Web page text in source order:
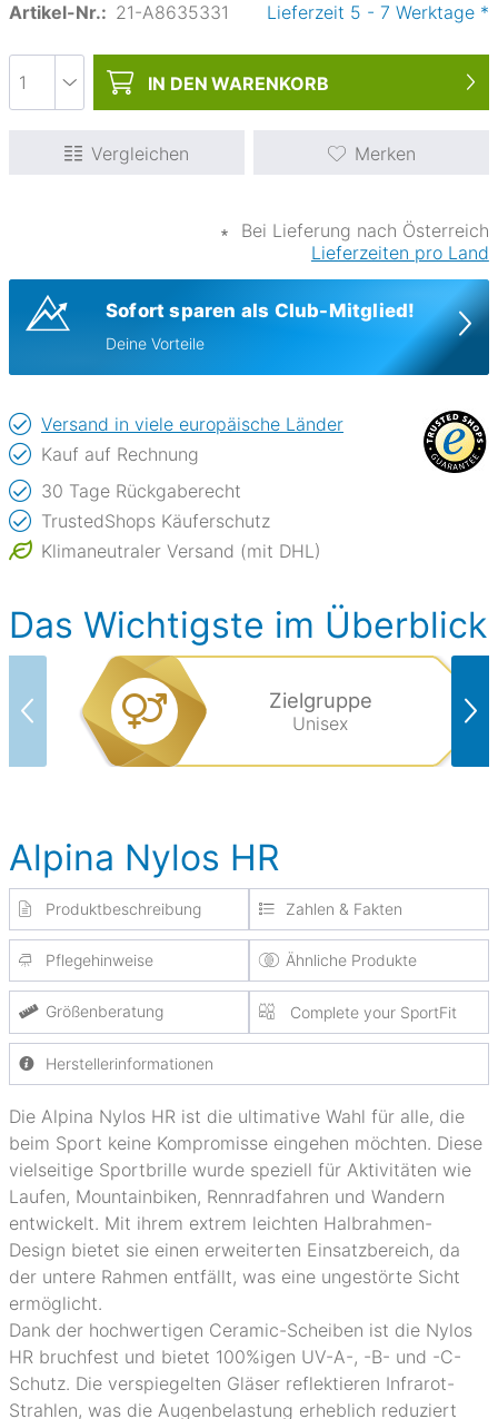
Artikel-Nr.: 21-A8635331 Lieferzeit 5 - 7 Werktage *
IN DEN WARENKORB
Vergleichen Merken
∗
Bei Lieferung nach Österreich
Lieferzeiten pro Land
Sofort sparen als Club-Mitglied!
Deine Vorteile
Versand in viele europäische Länder
Kauf auf Rechnung
30 Tage Rückgaberecht
TrustedShops Käuferschutz
Klimaneutraler Versand (mit DHL)
Das Wichtigste im Überblick
Zielgruppe
Unisex
Alpina Nylos HR
Produktbeschreibung Zahlen & Fakten
Pflegehinweise Ähnliche Produkte
Größenberatung Complete your SportFit
Herstellerinformationen
Die Alpina Nylos HR ist die ultimative Wahl für alle, die
beim Sport keine Kompromisse eingehen möchten. Diese
vielseitige Sportbrille wurde speziell für Aktivitäten wie
Laufen, Mountainbiken, Rennradfahren und Wandern
entwickelt. Mit ihrem extrem leichten Halbrahmen-
Design bietet sie einen erweiterten Einsatzbereich, da
der untere Rahmen entfällt, was eine ungestörte Sicht
ermöglicht.
Dank der hochwertigen Ceramic-Scheiben ist die Nylos
HR bruchfest und bietet 100%igen UV-A-, -B- und -C-
Schutz. Die verspiegelten Gläser reflektieren Infrarot-
Strahlen, was die Augenbelastung erheblich reduziert